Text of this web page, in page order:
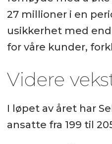
27 millioner i en
usikkerhet med
for våre kunder,
Videre
I løpet av året har
ansatte fra 199 til